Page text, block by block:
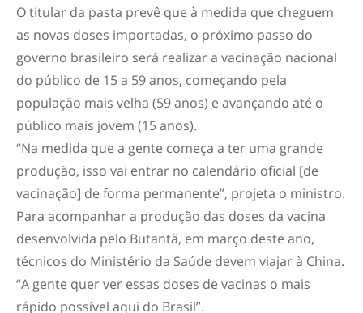
O titular da pasta prevê que à medida que cheguem
as novas doses importadas, o próximo passo do
governo brasileiro será realizar a vacinação nacional
do público de 15 a 59 anos, começando pela
população mais velha (59 anos) e avançando até o
público mais jovem (15 anos).
“Na medida que a gente começa a ter uma grande
produção, isso vai entrar no calendário oficial [de
vacinação] de forma permanente”, projeta o ministro.
Para acompanhar a produção das doses da vacina
desenvolvida pelo Butantã, em março deste ano,
técnicos do Ministério da Saúde devem viajar à China.
“A gente quer ver essas doses de vacinas o mais
rápido possível aqui do Brasil”.